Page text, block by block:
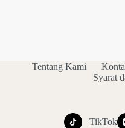
Tentang Kami
Syarat
TikTok